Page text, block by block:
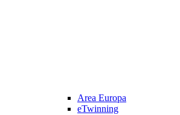
Area Europa
eTwinning